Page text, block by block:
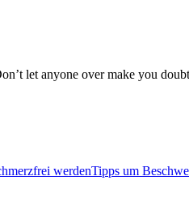
let anyone over make you
werdenTipps um